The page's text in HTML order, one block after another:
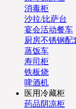
消毒柜
沙拉/比萨台
宴会活动餐车
厨房不锈钢配
蒸饭车
寿司柜
铁板烧
啤酒机
医用冷藏柜
药品阴凉柜